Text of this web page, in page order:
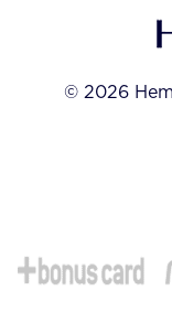
© 2026